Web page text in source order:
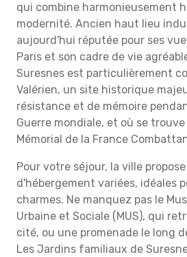
qui combine harmonieusement
modernité. Ancien haut lieu
aujourd'hui réputée pour ses
Paris et son cadre de vie
Suresnes est particulièrement
Valérien, un site historique
résistance et de mémoire
Guerre mondiale, et où se
Mémorial de la France
Pour votre séjour, la ville
d'hébergement variées, idéales
charmes. Ne manquez pas le
Urbaine et Sociale (MUS), qui
cité, ou une promenade le long
Les Jardins familiaux de